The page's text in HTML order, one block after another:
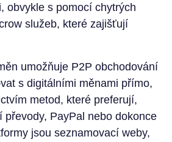
obvykle s pomocí chytrých
služeb, které zajišťují
umožňuje P2P obchodování
s digitálními měnami přímo,
metod, které preferují,
převody, PayPal nebo dokonce
jsou seznamovací weby,